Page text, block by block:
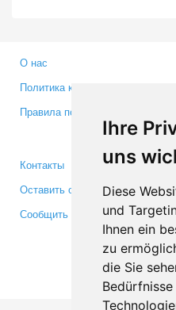
Ihre
uns
Diese
und
Ihnen ein
zu
die Sie
О нас
Политика конфиденциальности
Правила пользования
Контакты
Оставить отзыв
Сообщить об ошибке
Makis©